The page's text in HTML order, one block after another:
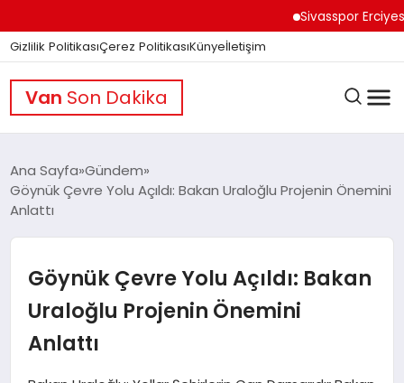
Sivasspor Erciyes
Gizlilik PolitikasıÇerez PolitikasıKünyeİletişim
Van Son Dakika
GÜNDEM
DÜNYA
EĞITIM
Ana Sayfa Gündem
Göynük Çevre Yolu Açıldı: Bakan Uraloğlu Projenin Önemini
Anlattı
Göynük Çevre Yolu Açıldı: Bakan
Uraloğlu Projenin Önemini
Anlattı